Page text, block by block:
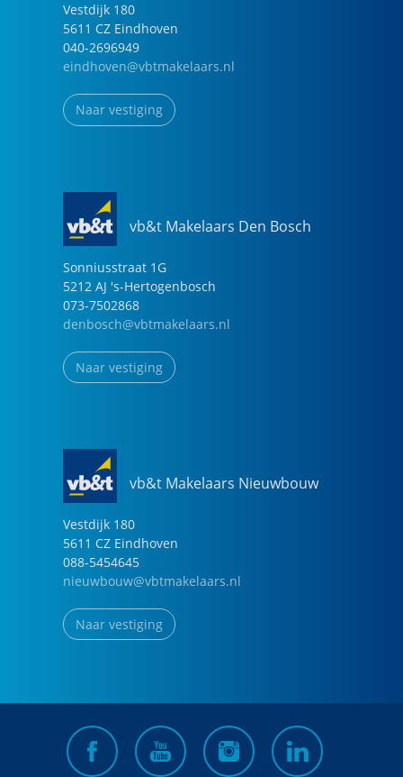
Vestdijk 180
5611 CZ Eindhoven
040-2696949
eindhoven@vbtmakelaars.nl
Naar vestiging
vb&t Makelaars Den Bosch
Sonniusstraat 1G
5212 AJ 's-Hertogenbosch
073-7502868
denbosch@vbtmakelaars.nl
Naar vestiging
vb&t Makelaars Nieuwbouw
Vestdijk 180
5611 CZ Eindhoven
088-5454645
nieuwbouw@vbtmakelaars.nl
Naar vestiging